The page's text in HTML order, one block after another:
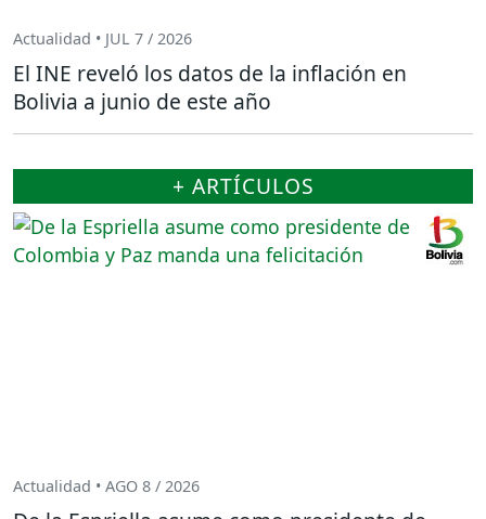
Actualidad • JUL 7 / 2026
El INE reveló los datos de la inflación en
Bolivia a junio de este año
+ ARTÍCULOS
Actualidad • AGO 8 / 2026